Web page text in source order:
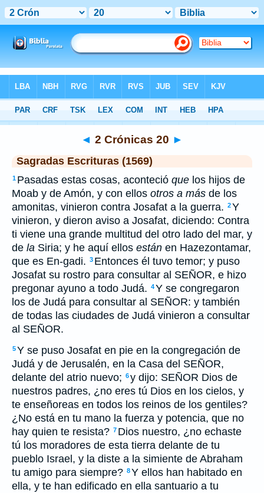
>SEV> 2 Crónicas 20
◄ 2 Crónicas 20 ►
Sagradas Escrituras (1569)
1 Pasadas estas cosas, aconteció que los hijos de
Moab y de Amón, y con ellos otros a más de los
amonitas, vinieron contra Josafat a la guerra. 2Y
vinieron, y dieron aviso a Josafat, diciendo: Contra
ti viene una grande multitud del otro lado del mar, y
de la Siria; y he aquí ellos están en Hazezontamar,
que es En-gadi. 3 Entonces él tuvo temor; y puso
Josafat su rostro para consultar al SEÑOR, e hizo
pregonar ayuno a todo Judá. 4Y se congregaron
los de Judá para consultar al SEÑOR: y también
de todas las ciudades de Judá vinieron a consultar
al SEÑOR.
5Y se puso Josafat en pie en la congregación de
Judá y de Jerusalén, en la Casa del SEÑOR,
delante del atrio nuevo; 6y dijo: SEÑOR Dios de
nuestros padres, ¿no eres tú Dios en los cielos, y
te enseñoreas en todos los reinos de los gentiles?
¿No está en tu mano la fuerza y potencia, que no
hay quien te resista? 7 Dios nuestro, ¿no echaste
tú los moradores de esta tierra delante de tu
pueblo Israel, y la diste a la simiente de Abraham
tu amigo para siempre? 8Y ellos han habitado en
ella, y te han edificado en ella santuario a tu